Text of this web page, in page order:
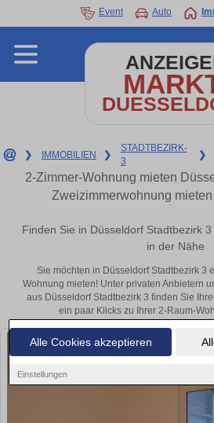
Alle Cookies akzeptieren
Einstellungen
Event Auto
❯ IMMOBILIEN ❯
STADTBEZIRK-
3
❯
2-Zimmer-Wohnung mieten
Zweizimmerwohnung
Finden Sie in Düsseldorf Stadtbezirk
in der Nähe
Sie möchten in Düsseldorf Stadtbezirk 3
Wohnung mieten! Unter privaten Anbietern
aus Düsseldorf Stadtbezirk 3 finden Sie
ein paar Klicks zu Ihrer 2-Raum-